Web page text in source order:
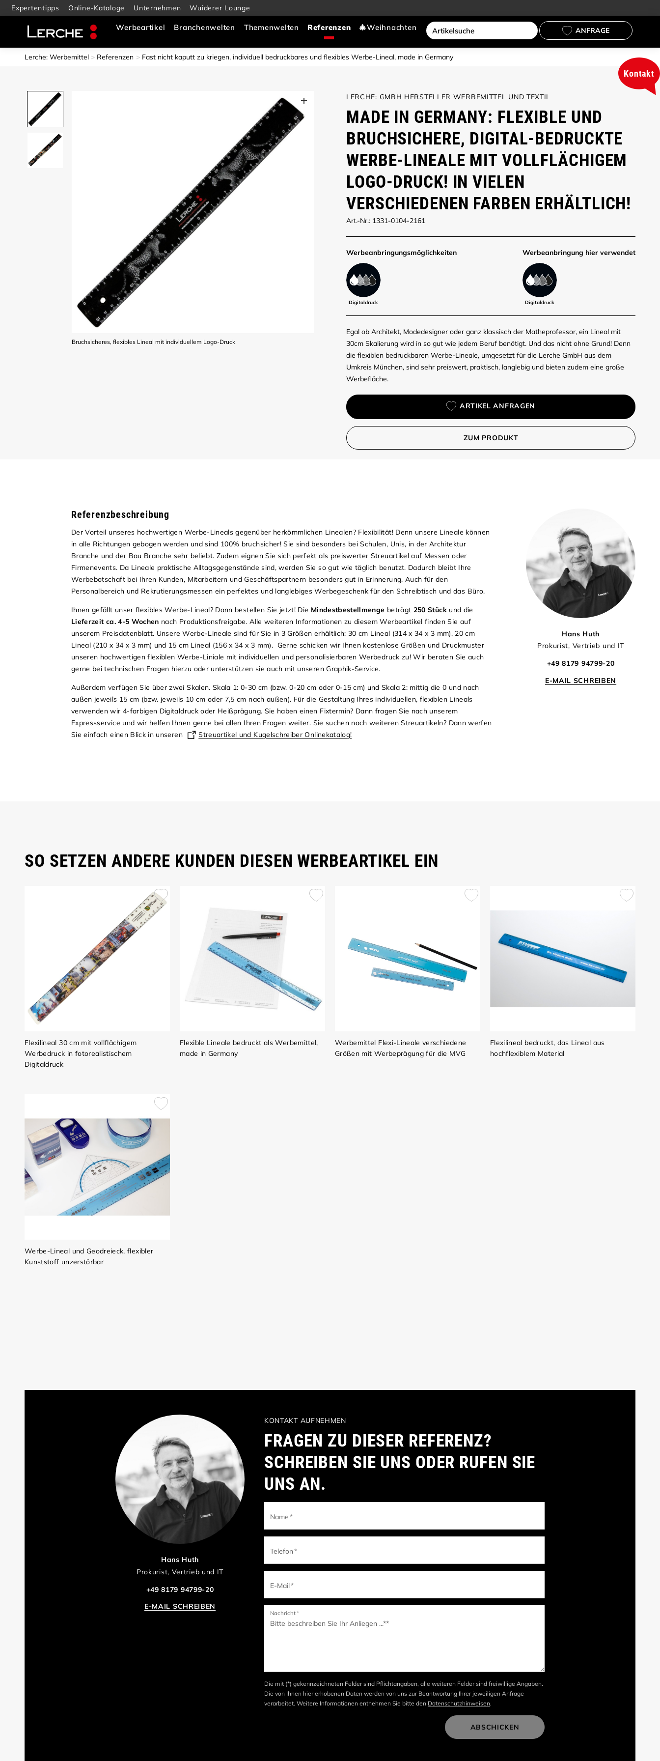
Expertentipps Online-Kataloge Unternehmen Wuiderer Lounge
Werbeartikel Branchenwelten Themenwelten 🎄Weihnachten ANFRAGE
Lerche: Werbemittel Referenzen Fast nicht kaputt zu kriegen, individuell bedruckbares und flexibles Werbe-Lineal, made in Germany
Bruchsicheres, flexibles Lineal mit individuellem Logo-Druck
LERCHE: GMBH HERSTELLER WERBEMITTEL UND TEXTIL
MADE IN GERMANY: FLEXIBLE UND
BRUCHSICHERE, DIGITAL-BEDRUCKTE
WERBE-LINEALE MIT VOLLFLÄCHIGEM
LOGO-DRUCK! IN VIELEN
VERSCHIEDENEN FARBEN ERHÄLTLICH!
Art.-Nr.: 1331-0104-2161
Werbe­anbringungs­möglich­keiten
Digitaldruck
Werbe­anbringung hier verwendet
Digitaldruck
Egal ob Architekt, Modedesigner oder ganz klassisch der Matheprofessor, ein Lineal mit
30cm Skalierung wird in so gut wie jedem Beruf benötigt. Und das nicht ohne Grund! Denn
die flexiblen bedruckbaren Werbe-Lineale, umgesetzt für die Lerche GmbH aus dem
Umkreis München, sind sehr preiswert, praktisch, langlebig und bieten zudem eine große
Werbefläche.
ARTIKEL ANFRAGEN
ZUM PRODUKT
Referenzbeschreibung
Der Vorteil unseres hochwertigen Werbe-Lineals gegenüber herkömmlichen Linealen? Flexibilität! Denn unsere Lineale können
in alle Richtungen gebogen werden und sind 100% bruchsicher! Sie sind besonders bei Schulen, Unis, in der Architektur
Branche und der Bau Branche sehr beliebt. Zudem eignen Sie sich perfekt als preiswerter Streuartikel auf Messen oder
Firmenevents. Da Lineale praktische Alltagsgegenstände sind, werden Sie so gut wie täglich benutzt. Dadurch bleibt Ihre
Werbebotschaft bei Ihren Kunden, Mitarbeitern und Geschäftspartnern besonders gut in Erinnerung. Auch für den
Personalbereich und Rekrutierungsmessen ein perfektes und langlebiges Werbegeschenk für den Schreibtisch und das Büro.
Ihnen gefällt unser flexibles Werbe-Lineal? Dann bestellen Sie jetzt! Die Mindestbestellmenge beträgt 250 Stückund die
Lieferzeit ca. 4-5 Wochen nach Produktionsfreigabe. Alle weiteren Informationen zu diesem Werbeartikel finden Sie auf
unserem Preisdatenblatt. Unsere Werbe-Lineale sind für Sie in 3 Größen erhältlich: 30 cm Lineal (314 x 34 x 3 mm), 20 cm
Lineal (210 x 34 x 3 mm) und 15 cm Lineal (156 x 34 x 3 mm). Gerne schicken wir Ihnen kostenlose Größen und Druckmuster
unseren hochwertigen flexiblen Werbe-Liniale mit individuellen und personalisierbaren Werbedruck zu! Wir beraten Sie auch
gerne bei technischen Fragen hierzu oder unterstützen sie auch mit unseren Graphik-Service.
Außerdem verfügen Sie über zwei Skalen. Skala 1: 0-30 cm (bzw. 0-20 cm oder 0-15 cm) und Skala 2: mittig die 0 und nach
außen jeweils 15 cm (bzw. jeweils 10 cm oder 7,5 cm nach außen). Für die Gestaltung Ihres individuellen, flexiblen Lineals
verwenden wir 4-farbigen Digitaldruck oder Heißprägung. Sie haben einen Fixtermin? Dann fragen Sie nach unserem
Expressservice und wir helfen Ihnen gerne bei allen Ihren Fragen weiter. Sie suchen nach weiteren Streuartikeln? Dann werfen
Sie einfach einen Blick in unseren
Streuartikel und Kugelschreiber Onlinekatalog!
Hans Huth
Prokurist, Vertrieb und IT
+49 8179 94799-20
E-MAIL SCHREIBEN
SO SETZEN ANDERE KUNDEN DIESEN WERBEARTIKEL EIN
Flexilineal 30 cm mit vollflächigem
Werbedruck in fotorealistischem
Digitaldruck
Flexible Lineale bedruckt als Werbemittel,
made in Germany
Werbemittel Flexi-Lineale verschiedene
Größen mit Werbeprägung für die MVG
Flexilineal bedruckt, das Lineal aus
hochflexiblem Material
Werbe-Lineal und Geodreieck, flexibler
Kunststoff unzerstörbar
Hans Huth
Prokurist, Vertrieb und IT
+49 8179 94799-20
E-MAIL SCHREIBEN
KONTAKT AUFNEHMEN
FRAGEN ZU DIESER REFERENZ?
SCHREIBEN SIE UNS ODER RUFEN SIE
UNS AN.
Name*
Telefon*
E-Mail*
Nachricht*
Die mit (*) gekennzeichneten Felder sind Pflichtangaben, alle weiteren Felder sind freiwillige Angaben.
Die von Ihnen hier erhobenen Daten werden von uns zur Beantwortung Ihrer jeweiligen Anfrage
verarbeitet. Weitere Informationen entnehmen Sie bitte den Datenschutzhinweisen.
ABSCHICKEN
Kontakt